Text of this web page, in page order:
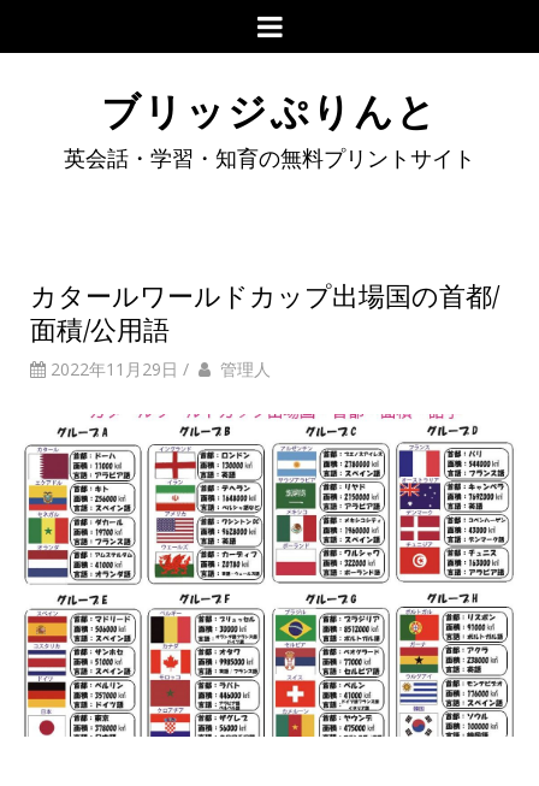
ブリッジぷりんと
英会話・学習・知育の無料プリントサイト
カタールワールドカップ出場国の首都/
面積/公用語
2022年11月29日 / 管理人